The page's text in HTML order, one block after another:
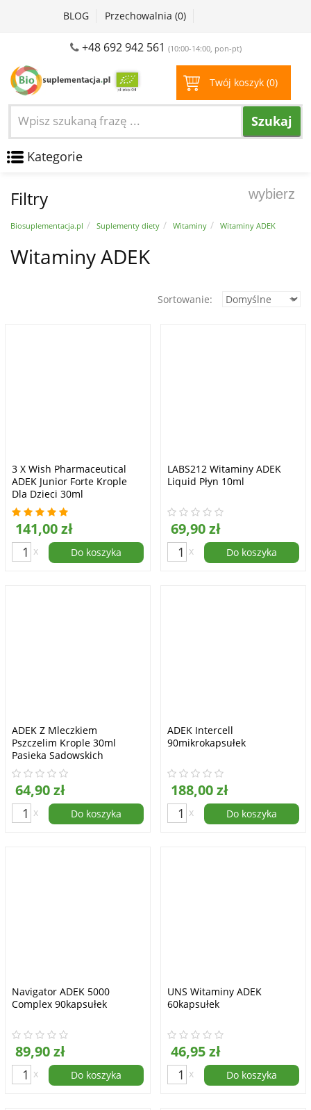
BLOG Przechowalnia (0)
+48 692 942 561 (10:00-14:00, pon-pt)
Twój koszyk (0)
Szukaj
Kategorie
Filtry wybierz
Biosuplementacja.pl Suplementy diety Witaminy Witaminy ADEK
Witaminy ADEK
Sortowanie:
3 X Wish Pharmaceutical
ADEK Junior Forte Krople
Dla Dzieci 30ml
141,00 zł
x Do koszyka
LABS212 Witaminy ADEK
Liquid Płyn 10ml
69,90 zł
x Do koszyka
ADEK Z Mleczkiem
Pszczelim Krople 30ml
Pasieka Sadowskich
64,90 zł
x Do koszyka
ADEK Intercell
90mikrokapsułek
188,00 zł
x Do koszyka
Navigator ADEK 5000
Complex 90kapsułek
89,90 zł
x Do koszyka
UNS Witaminy ADEK
60kapsułek
46,95 zł
x Do koszyka